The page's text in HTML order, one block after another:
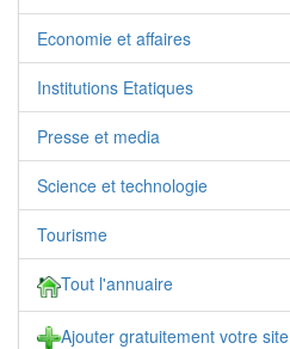
Economie et affaires
Institutions Etatiques
Presse et media
Science et technologie
Tourisme
Tout l'annuaire
Ajouter gratuitement votre site